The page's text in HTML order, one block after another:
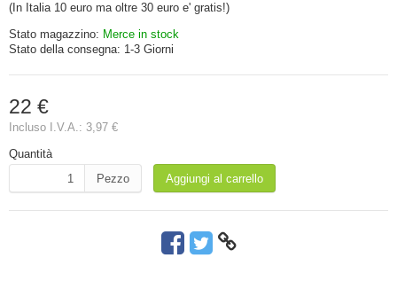
(In Italia 10 euro ma oltre 30 euro e' gratis!)
Stato magazzino: Merce in stock
Stato della consegna: 1-3 Giorni
22 €
Incluso I.V.A.: 3,97 €
Quantità
Pezzo
Aggiungi al carrello